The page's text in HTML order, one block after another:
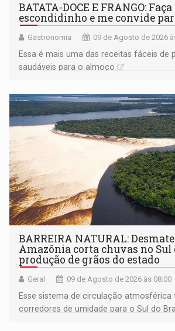
BATATA-DOCE E FRANGO: Faça
escondidinho e me convide
Gastronomia 09 de Agosto de 2026
Essa é mais uma das receitas fáceis de
saudáveis para o almoço
BARREIRA NATURAL:
Amazônia corta chuvas no Sul
produção de grãos do estado
Geral 09 de Agosto de 2026 às 08:00
Esse sistema de circulação atmosférica
corredores de umidade para o Sul do